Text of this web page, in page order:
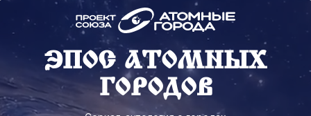
ЭПОС АТОМНЫХ
ГОРОДОВ